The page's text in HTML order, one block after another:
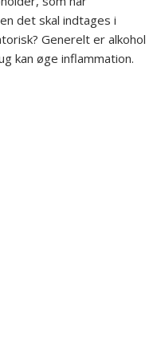
det skal indtages i
Generelt er alkohol
kan øge inflammation.